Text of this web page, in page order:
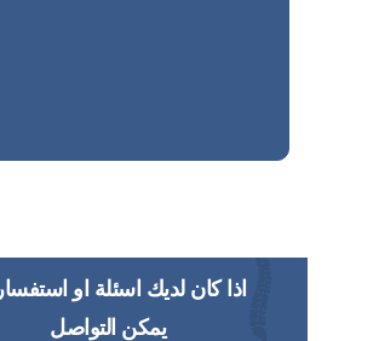
اذا كان لديك اسئلة او
يمكن التواصل